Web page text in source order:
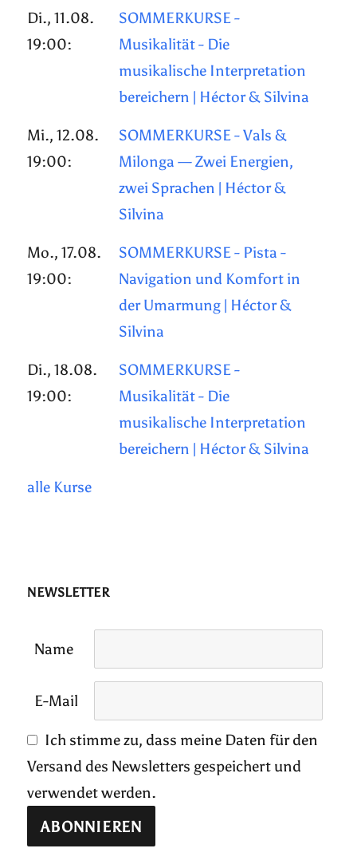
Di., 11.08.
19:00:
SOMMERKURSE -
Musikalität - Die
musikalische Interpretation
bereichern | Héctor & Silvina
Mi., 12.08.
19:00:
SOMMERKURSE - Vals &
Milonga — Zwei Energien,
zwei Sprachen | Héctor &
Silvina
Mo., 17.08.
19:00:
SOMMERKURSE - Pista -
Navigation und Komfort in
der Umarmung | Héctor &
Silvina
Di., 18.08.
19:00:
SOMMERKURSE -
Musikalität - Die
musikalische Interpretation
bereichern | Héctor & Silvina
alle Kurse
NEWSLETTER
Name
E-Mail
Ich stimme zu, dass meine Daten für den
Versand des Newsletters gespeichert und
verwendet werden.